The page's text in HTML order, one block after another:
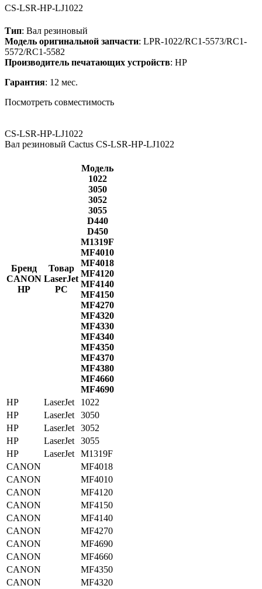
CS-LSR-HP-LJ1022
Тип: Вал резиновый
Модель оригинальной запчасти: LPR-1022/RC1-5573/RC1-
5572/RC1-5582
Производитель печатающих устройств: HP
Гарантия: 12 мес.
Посмотреть совместимость
CS-LSR-HP-LJ1022
Вал резиновый Cactus CS-LSR-HP-LJ1022
Бренд
CANON
HP
Товар
LaserJet
PC
Модель
1022
3050
3052
3055
D440
D450
M1319F
MF4010
MF4018
MF4120
MF4140
MF4150
MF4270
MF4320
MF4330
MF4340
MF4350
MF4370
MF4380
MF4660
MF4690
HP
LaserJet
1022
HP
LaserJet
3050
HP
LaserJet
3052
HP
LaserJet
3055
HP
LaserJet
M1319F
CANON
MF4018
CANON
MF4010
CANON
MF4120
CANON
MF4150
CANON
MF4140
CANON
MF4270
CANON
MF4690
CANON
MF4660
CANON
MF4350
CANON
MF4320